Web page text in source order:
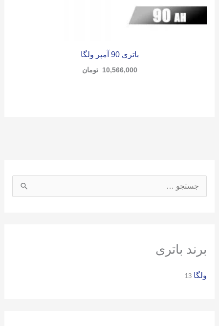
باتری 90 آمپر ولگا
10,566,000 تومان
س
ر
برند باتری
ولگا 13